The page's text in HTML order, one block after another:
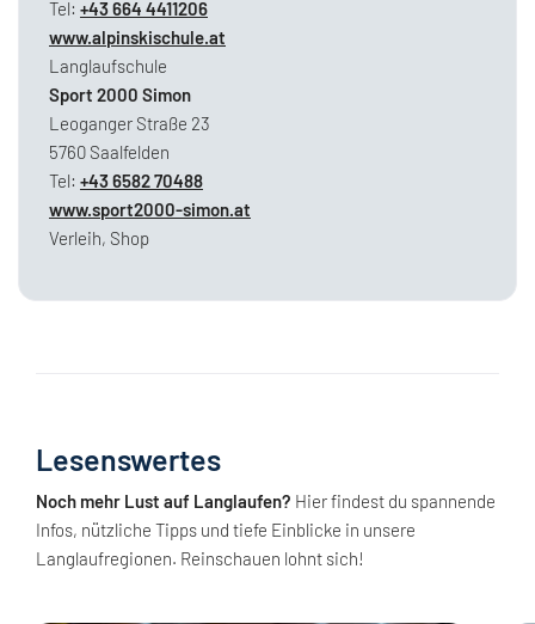
Tel: +43 664 4411206
www.alpinskischule.at
Langlaufschule
Sport 2000 Simon
Leoganger Straße 23
5760 Saalfelden
Tel: +43 6582 70488
www.sport2000-simon.at
Verleih, Shop
Lesenswertes
Noch mehr Lust auf Langlaufen? Hier findest du spannende
Infos, nützliche Tipps und tiefe Einblicke in unsere
Langlaufregionen. Reinschauen lohnt sich!